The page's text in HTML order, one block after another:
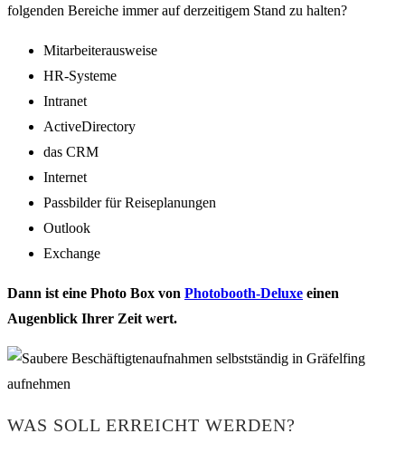
folgenden Bereiche immer auf derzeitigem Stand zu halten?
Mitarbeiterausweise
HR-Systeme
Intranet
ActiveDirectory
das CRM
Internet
Passbilder für Reiseplanungen
Outlook
Exchange
Dann ist eine Photo Box von Photobooth-Deluxe einen
Augenblick Ihrer Zeit wert.
WAS SOLL ERREICHT WERDEN?